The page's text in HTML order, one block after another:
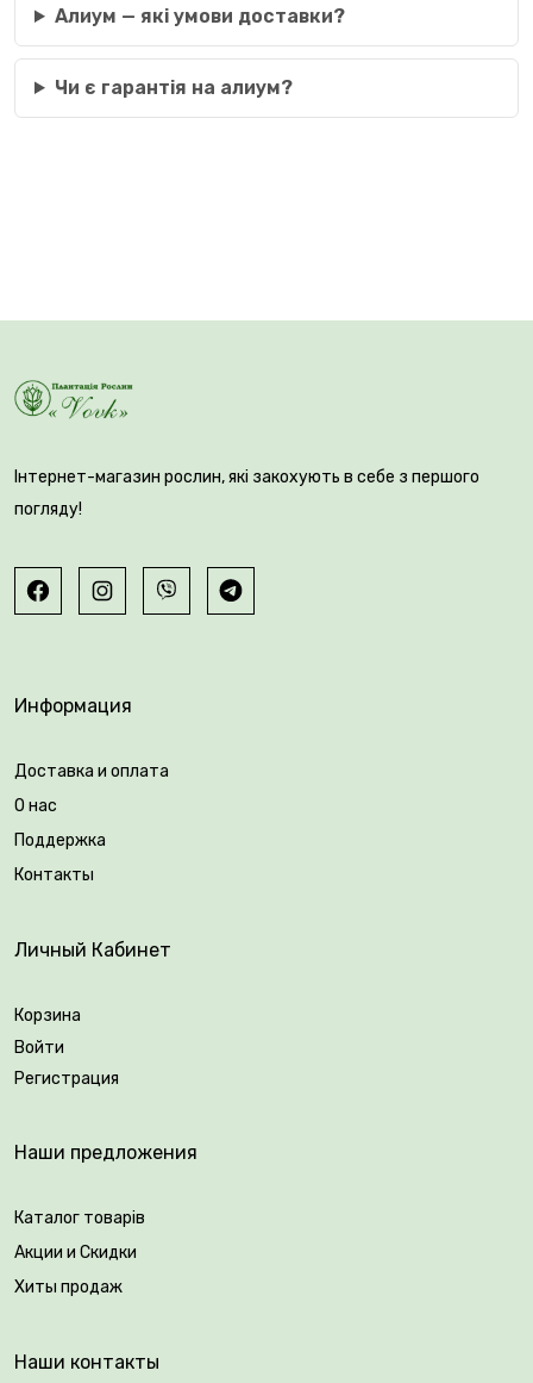
Алиум — які умови доставки?
Чи є гарантія на алиум?
Інтернет-магазин рослин, які закохують в себе з першого
погляду!
Информация
Доставка и оплата
О нас
Поддержка
Контакты
Личный Кабинет
Корзина
Войти
Регистрация
Наши предложения
Каталог товарів
Акции и Скидки
Хиты продаж
Наши контакты